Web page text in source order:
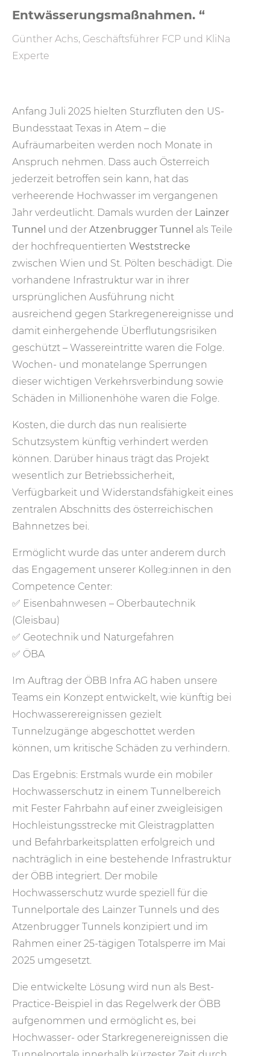
Entwässerungsmaßnahmen. “
Günther Achs, Geschäftsführer FCP und KliNa
Experte
Anfang Juli 2025 hielten Sturzfluten den US-
Bundesstaat Texas in Atem – die
Aufräumarbeiten werden noch Monate in
Anspruch nehmen. Dass auch Österreich
jederzeit betroffen sein kann, hat das
verheerende Hochwasser im vergangenen
Jahr verdeutlicht. Damals wurden der Lainzer
Tunnel und der Atzenbrugger Tunnel als Teile
der hochfrequentierten Weststrecke
zwischen Wien und St. Pölten beschädigt. Die
vorhandene Infrastruktur war in ihrer
ursprünglichen Ausführung nicht
ausreichend gegen Starkregenereignisse und
damit einhergehende Überflutungsrisiken
geschützt – Wassereintritte waren die Folge.
Wochen- und monatelange Sperrungen
dieser wichtigen Verkehrsverbindung sowie
Schäden in Millionenhöhe waren die Folge.
Kosten, die durch das nun realisierte
Schutzsystem künftig verhindert werden
können. Darüber hinaus trägt das Projekt
wesentlich zur Betriebssicherheit,
Verfügbarkeit und Widerstandsfähigkeit eines
zentralen Abschnitts des österreichischen
Bahnnetzes bei.
Ermöglicht wurde das unter anderem durch
das Engagement unserer Kolleg:innen in den
Competence Center:
✅ Eisenbahnwesen – Oberbautechnik
(Gleisbau)
✅ Geotechnik und Naturgefahren
✅ ÖBA
Im Auftrag der ÖBB Infra AG haben unsere
Teams ein Konzept entwickelt, wie künftig bei
Hochwasserereignissen gezielt
Tunnelzugänge abgeschottet werden
können, um kritische Schäden zu verhindern.
Das Ergebnis: Erstmals wurde ein mobiler
Hochwasserschutz in einem Tunnelbereich
mit Fester Fahrbahn auf einer zweigleisigen
Hochleistungsstrecke mit Gleistragplatten
und Befahrbarkeitsplatten erfolgreich und
nachträglich in eine bestehende Infrastruktur
der ÖBB integriert. Der mobile
Hochwasserschutz wurde speziell für die
Tunnelportale des Lainzer Tunnels und des
Atzenbrugger Tunnels konzipiert und im
Rahmen einer 25-tägigen Totalsperre im Mai
2025 umgesetzt.
Die entwickelte Lösung wird nun als Best-
Practice-Beispiel in das Regelwerk der ÖBB
aufgenommen und ermöglicht es, bei
Hochwasser- oder Starkregenereignissen die